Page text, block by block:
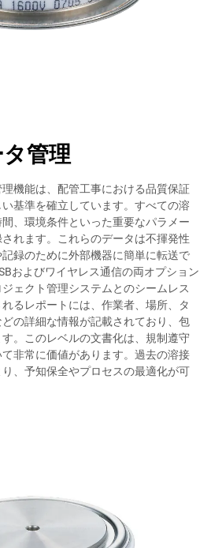
管理
機能は、配管工事における品質保証
基準を確立しています。すべての溶
、環境条件といった重要なパラメー
れます。これらのデータは不揮発性
録のために外部機器に簡単に転送で
およびワイヤレス通信の両オプション
ェクト管理システムとのシームレス
るレポートには、作業者、場所、タ
の詳細な情報が記載されており、包
。このレベルの文書化は、規制遵守
非常に価値があります。過去の溶接
、予知保全やプロセスの最適化が可